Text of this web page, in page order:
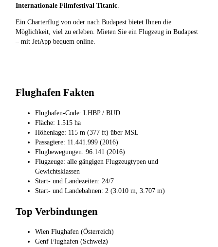
Internationale Filmfestival Titanic
Ein Charterflug von oder nach Budapest bietet Ihnen die
Möglichkeit, viel zu erleben. Mieten Sie ein Flugzeug in Budapest
– mit JetApp bequem online.
Flughafen Fakten
Flughafen-Code: LHBP / BUD
Fläche: 1.515 ha
Höhenlage: 115 m (377 ft) über MSL
Passagiere: 11.441.999 (2016)
Flugbewegungen: 96.141 (2016)
Flugzeuge: alle gängigen Flugzeugtypen und
Gewichtsklassen
Start- und Landezeiten: 24/7
Start- und Landebahnen: 2 (3.010 m, 3.707 m)
Top Verbindungen
Wien Flughafen (Österreich)
Genf Flughafen (Schweiz)